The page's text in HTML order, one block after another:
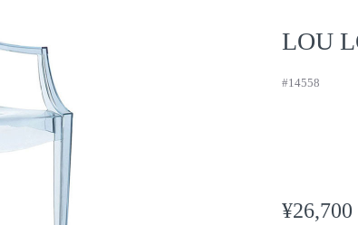
LOU
#14558
¥26,700